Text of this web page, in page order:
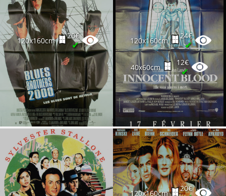
120x160cm
20€
✔ 120x160cm
24€
✔
40x60cm
12€
✔
120x160cm
20€